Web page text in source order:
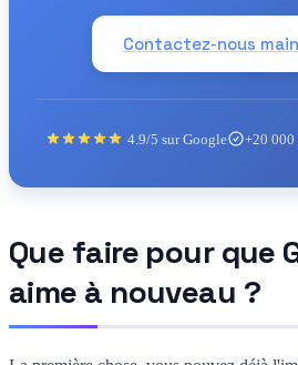
Contactez-nous
4.9/5 sur Google +20 000
Que faire pour que
aime à nouveau ?